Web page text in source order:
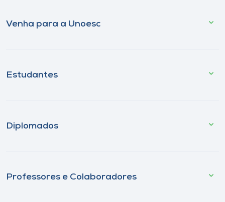
Venha para a Unoesc
Estudantes
Diplomados
Professores e Colaboradores